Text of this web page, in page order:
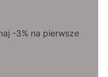
-3% na pierwsze